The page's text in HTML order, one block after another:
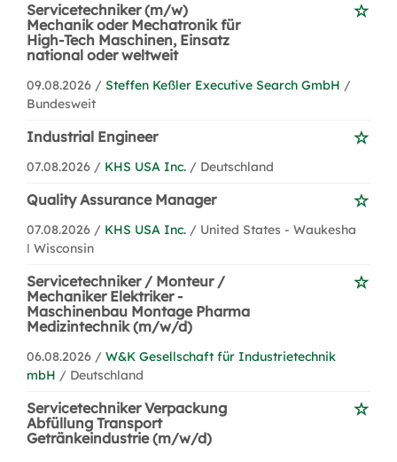
Servicetechniker (m/w)
Mechanik oder Mechatronik für
High-Tech Maschinen, Einsatz
national oder weltweit
09.08.2026 / Steffen Keßler Executive Search GmbH /
Bundesweit
Industrial Engineer
07.08.2026 / KHS USA Inc. / Deutschland
Quality Assurance Manager
07.08.2026 / KHS USA Inc. / United States - Waukesha
ǀ Wisconsin
Servicetechniker / Monteur /
Mechaniker Elektriker -
Maschinenbau Montage Pharma
Medizintechnik (m/w/d)
06.08.2026 / W&K Gesellschaft für Industrietechnik
mbH / Deutschland
Servicetechniker Verpackung
Abfüllung Transport
Getränkeindustrie (m/w/d)